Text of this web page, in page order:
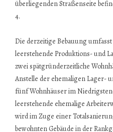
überliegenden Straßenseite
4.
Die derzeitige Bebauung
leerstehende Produktions- und
zwei spätgründerzeitliche
Anstelle der ehemaligen Lager-
fünf Wohnhäuser im
leer­stehende ehemalige
wird im Zuge einer
bewohnten Gebäude in der